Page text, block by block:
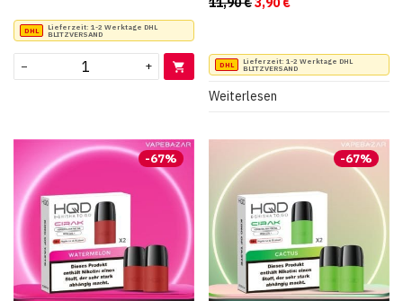
Lieferzeit: 1-2 Werktage DHL
BLITZVERSAND
− + Lieferzeit: 1-2 Werktage DHL
BLITZVERSAND
Weiterlesen
-67% -67%